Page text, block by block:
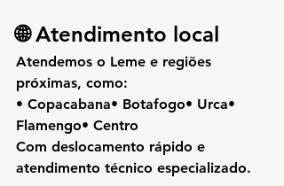
🌐 Atendimento local
Atendemos o Leme e regiões
próximas, como:
• Copacabana• Botafogo• Urca•
Flamengo• Centro
Com deslocamento rápido e
atendimento técnico especializado.